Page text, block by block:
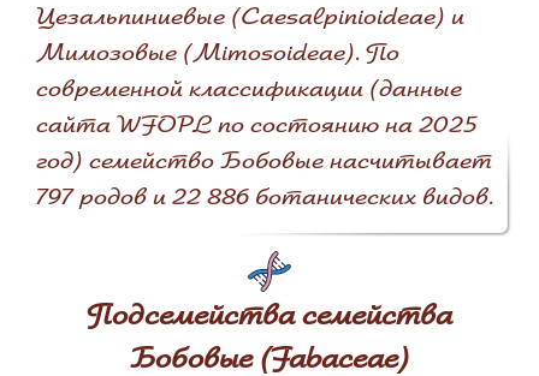
Цезальпиниевые (Caesalpinioideae) и
Мимозовые (Mimosoideae). По
современной классификации (данные
сайта WFOPL по состоянию на 2025
год) семейство Бобовые насчитывает
797 родов и 22 886 ботанических видов.
Подсемейства семейства
Бобовые (Fabaceae)